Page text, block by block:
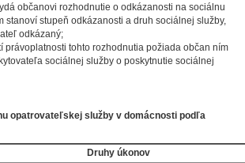
občanovi rozhodnutie o odkázanosti na sociálnu
stanoví stupeň odkázanosti a druh sociálnej služby,
odkázaný;
právoplatnosti tohto rozhodnutia požiada občan ním
sociálnej služby o poskytnutie sociálnej
opatrovateľskej služby v domácnosti podľa
Druhy úkonov